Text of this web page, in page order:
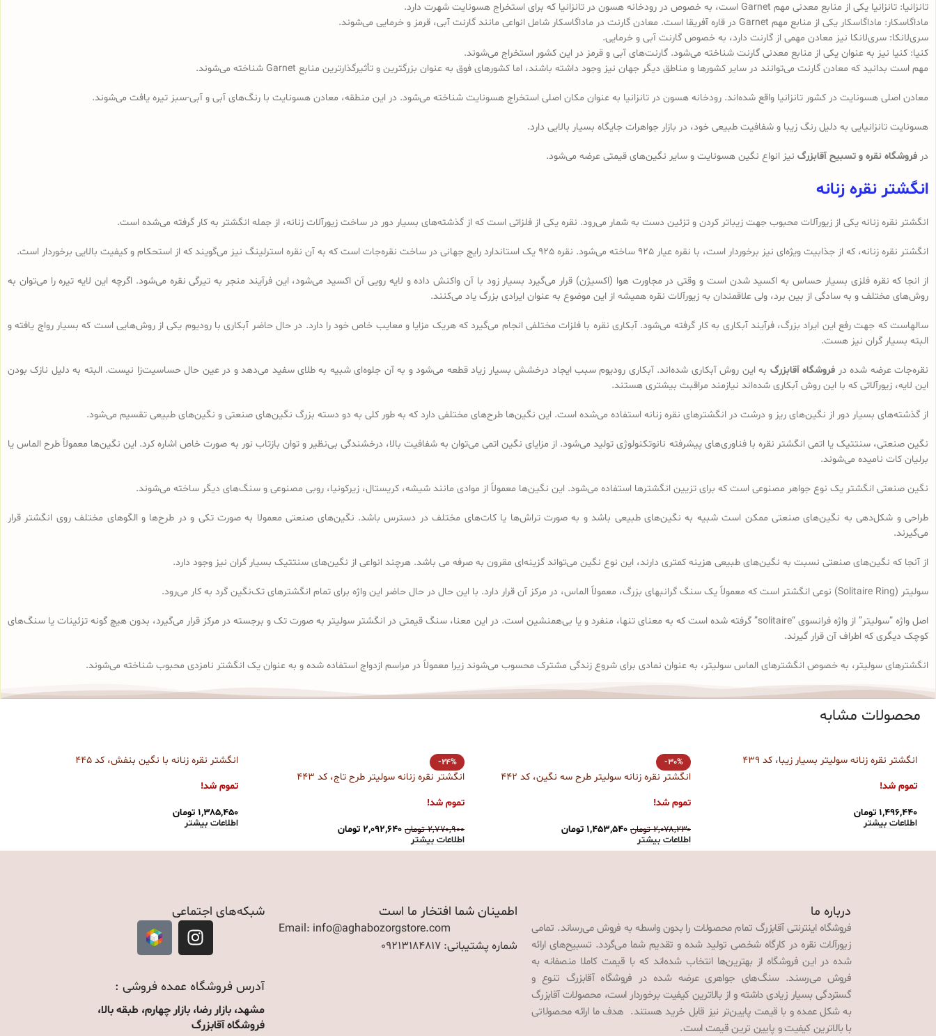
تانزانیا: تانزانیا یکی از منابع معدنی مهم Garnet است، به خصوص در رودخانه هسون در تانزانیا که برای استخراج هسونایت شهرت دارد.
ماداگاسکار: ماداگاسکار یکی از منابع مهم Garnet در قاره آفریقا است. معادن گارنت در ماداگاسکار شامل انواعی مانند گارنت آبی، قرمز و خرمایی می‌شوند.
سری‌لانکا: سری‌لانکا نیز معادن‌ مهمی از گارنت دارد، به خصوص گارنت آبی و خرمایی.
کنیا: کنیا نیز به عنوان یکی از منابع معدنی گارنت شناخته می‌شود. گارنت‌های آبی و قرمز در این کشور استخراج می‌شوند.
مهم است بدانید که معادن گارنت می‌توانند در سایر کشورها و مناطق دیگر جهان نیز وجود داشته باشند، اما کشورهای فوق به عنوان بزرگترین و تأثیرگذارترین منابع Garnet شناخته می‌شوند.
معادن اصلی هسونایت در کشور تانزانیا واقع شده‌اند. رودخانه هسون در تانزانیا به عنوان مکان اصلی استخراج هسونایت شناخته می‌شود. در این منطقه، معادن هسونایت با رنگ‌های آبی و آبی-سبز تیره یافت می‌شوند.
هسونایت تانزانیایی به دلیل رنگ زیبا و شفافیت طبیعی خود، در بازار جواهرات جایگاه بسیار بالایی دارد.
در فروشگاه نقره و تسبیح آقابزرگ نیز انواع نگین هسونایت و سایر نگین‌های قیمتی عرضه می‌شود.
انگشتر نقره زنانه
انگشتر نقره زنانه یکی از زیورآلات محبوب جهت زیباتر کردن و تزئین دست به شمار می‌رود. نقره یکی از فلزاتی است که از گذشته‌های بسیار دور در ساخت زیورآلات زنانه، از جمله انگشتر به کار گرفته می‌شده است.
انگشتر نقره زنانه، که از جذابیت ویژه‌ای نیز برخوردار است، با نقره عیار 925 ساخته می‌شود. نقره 925 یک استاندارد رایج جهانی در ساخت نقره‌جات است که به آن نقره استرلینگ نیز می‌گویند که از استحکام و کیفیت بالایی برخوردار است.
از انجا که نقره فلزی بسیار حساس به اکسید شدن است و وقتی در مجاورت هوا (اکسیژن) قرار می‌گیرد بسیار زود با آن واکنش داده و لایه رویی آن اکسید می‌شود، این فرآیند منجر به تیرگی نقره می‌شود. اگرچه این لایه تیره را می‌توان به
روش‌های مختلف و به سادگی از بین برد، ولی علاقمندان به زیورآلات نقره همیشه از این موضوع به عنوان ایرادی بزرگ یاد می‌کنند.
سالهاست که جهت رفع این ایراد بزرگ، فرآیند آبکاری به کار گرفته می‌شود. آبکاری نقره با فلزات مختلفی انجام می‌گیرد که هریک مزایا و معایب خاص خود را دارد. در حال حاضر آبکاری با رودیوم یکی از روش‌هایی است که بسیار رواج یافته و
البته بسیار گران نیز هست.
نقره‌جات عرضه شده در فروشگاه آقابزرگ به این روش آبکاری شده‌اند. آبکاری رودیوم سبب ایجاد درخشش بسیار زیاد قطعه می‌شود و به آن جلوه‌ای شبیه به طلای سفید می‌دهد و در عین حال حساسیت‌زا نیست. البته به دلیل نازک بودن
این لایه، زیورآلاتی که با این روش آبکاری شده‌اند نیازمند مراقبت بیشتری هستند.
از گذشته‌های بسیار دور از نگین‌های ریز و درشت در انگشترهای نقره زنانه استفاده می‌شده است. این نگین‌ها طرح‌های مختلفی دارد که به طور کلی به دو دسته بزرگ نگین‌های صنعتی و نگین‌های طبیعی تقسیم می‌شود.
نگین صنعتی، سنتتیک یا اتمی انگشتر نقره با فناوری‌های پیشرفته نانوتکنولوژی تولید می‌شود. از مزایای نگین اتمی می‌توان به شفافیت بالا، درخشندگی بی‌نظیر و توان بازتاب نور به صورت خاص اشاره کرد. این نگین‌ها معمولاً طرح الماس یا
برلیان کات نامیده می‌شوند.
نگین صنعتی انگشتر یک نوع جواهر مصنوعی است که برای تزیین انگشترها استفاده می‌شود. این نگین‌ها معمولاً از موادی مانند شیشه، کریستال، زیرکونیا، روبی مصنوعی و سنگ‌های دیگر ساخته می‌شوند.
طراحی و شکل‌دهی به نگین‌های صنعتی ممکن است شبیه به نگین‌های طبیعی باشد و به صورت تراش‌ها یا کات‌های مختلف در دسترس باشد. نگین‌های صنعتی معمولا به صورت تکی و در طرح‌ها و الگوهای مختلف روی انگشتر قرار
می‌گیرند.
از آنجا که نگین‌های صنعتی نسبت به نگین‌های طبیعی هزینه کمتری دارند، این نوع نگین می‌تواند گزینه‌ای مقرون به صرفه می باشد. هرچند انواعی از نگین‌های سنتتیک بسیار گران نیز وجود دارد.
سولیتر (Solitaire Ring) نوعی انگشتر است که معمولاً یک سنگ گرانبهای بزرگ، معمولاً الماس، در مرکز آن قرار دارد. با این حال در حال حاضر این واژه برای تمام انگشترهای تک‌نگین گرد به کار می‌رود.
اصل واژه “سولیتر” از واژه فرانسوی “solitaire” گرفته شده است که به معنای تنها، منفرد و یا بی‌همنشین است. در این معنا، سنگ قیمتی در انگشتر سولیتر به صورت تک و برجسته در مرکز قرار می‌گیرد، بدون هیچ گونه تزئینات یا سنگ‌های
کوچک دیگری که اطراف آن قرار گیرند.
انگشترهای سولیتر، به خصوص انگشترهای الماس سولیتر، به عنوان نمادی برای شروع زندگی مشترک محسوب می‌شوند زیرا معمولاً در مراسم ازدواج استفاده شده و به عنوان یک انگشتر نامزدی محبوب شناخته می‌شوند.
محصولات مشابه
انگشتر نقره زنانه سولیتر بسیار زیبا، کد 439
تموم شد!
۱,۴۹۶,۴۴۰ تومان
اطلاعات بیشتر
-30%
انگشتر نقره زنانه سولیتر طرح سه نگین، کد 442
تموم شد!
۲,۰۷۸,۲۳۰ تومان ۱,۴۵۳,۵۴۰ تومان
اطلاعات بیشتر
-24%
انگشتر نقره زنانه سولیتر طرح تاج، کد 443
تموم شد!
۲,۷۷۰,۹۰۰ تومان ۲,۰۹۲,۶۴۰ تومان
اطلاعات بیشتر
انگشتر نقره زنانه با نگین بنفش، کد 445
تموم شد!
۱,۳۸۵,۴۵۰ تومان
اطلاعات بیشتر
درباره ما
فروشگاه اینترنتی آقابزرگ تمام محصولات را بدون واسطه به فروش می‌رساند. تمامی
زیورآلات نقره در کارگاه شخصی تولید شده و تقدیم شما می‌گردد. تسبیح‌های ارائه
شده در این فروشگاه از بهترین‌ها انتخاب شده‌اند که با قیمت کاملا منصفانه به
فروش می‌رسند. سنگ‌های جواهری عرضه شده در فروشگاه آقابزرگ تنوع و
گستردگی بسیار زیادی داشته و از بالاترین کیفیت برخوردار است، محصولات آقابزرگ
به شکل عمده و با قیمت پایین‌تر نیز قابل خرید هستند. هدف ما ارائه محصولاتی
با بالاترین کیفیت و پایین ترین قیمت است.
اطمینان شما افتخار ما است
Email: info@aghabozorgstore.com
شماره پشتیبانی: 09213184817
شبکه‌های اجتماعی
آدرس فروشگاه عمده فروشی :
مشهد، بازار رضا، بازار چهارم، طبقه بالا،
فروشگاه آقابزرگ